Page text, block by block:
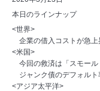
本日のラインナップ
<世界>
企業の借入コストが急上
<米国>
今回の救済は「スモール
ジャンク債のデフォルト
<アジア太平洋>